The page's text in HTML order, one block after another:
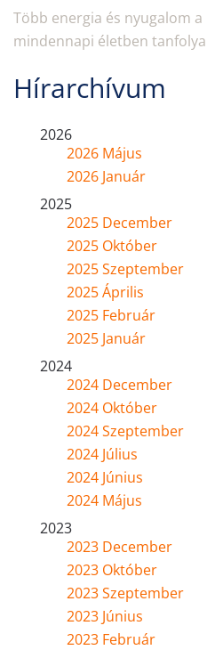
Több energia és nyugalom
mindennapi életben
Hírarchívum
2026
2026 Május
2026 Január
2025
2025 December
2025 Október
2025 Szeptember
2025 Április
2025 Február
2025 Január
2024
2024 December
2024 Október
2024 Szeptember
2024 Július
2024 Június
2024 Május
2023
2023 December
2023 Október
2023 Szeptember
2023 Június
2023 Február